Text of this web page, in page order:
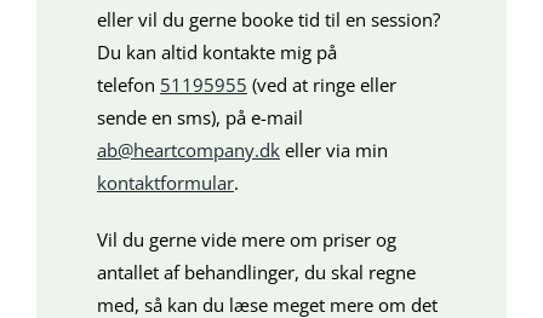
eller vil du gerne booke tid til en session?
Du kan altid kontakte mig på
telefon 51195955 (ved at ringe eller
sende en sms), på e-mail
ab@heartcompany.dkeller via min
kontaktformular.
Vil du gerne vide mere om priser og
antallet af behandlinger, du skal regne
med, så kan du læse meget mere om det